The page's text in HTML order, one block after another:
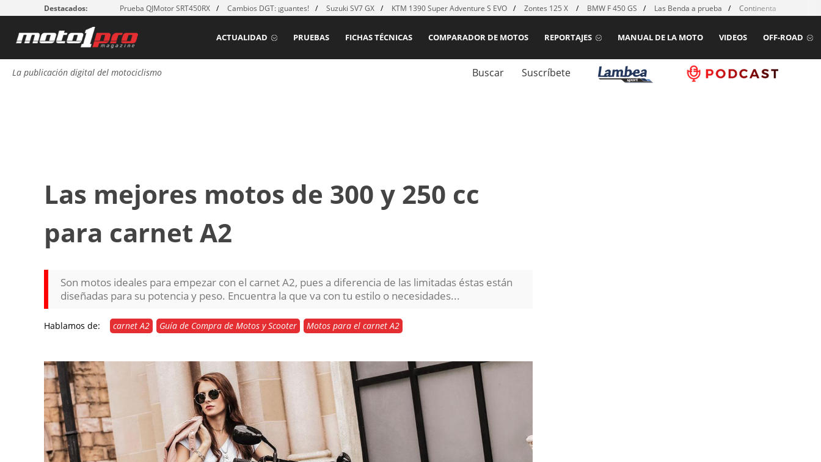
Destacados: Prueba QJMotor SRT450RX Cambios DGT: ¡guantes! Suzuki SV7 GX KTM 1390 Super Adventure S EVO Zontes 125 X BMW F 450 GS Las Benda a prueba Continental TKC80 mk2
OFF-ROAD
VIDEOS
MANUAL DE LA MOTO
REPORTAJES
COMPARADOR DE MOTOS
FICHAS TÉCNICAS
PRUEBAS
ACTUALIDAD
La publicación digital del motociclismo Buscar Suscríbete
Las mejores motos de 300 y 250 cc
para carnet A2
Son motos ideales para empezar con el carnet A2, pues a diferencia de las limitadas éstas están
diseñadas para su potencia y peso. Encuentra la que va con tu estilo o necesidades...
Hablamos de: carnet A2 Guía de Compra de Motos y Scooter Motos para el carnet A2